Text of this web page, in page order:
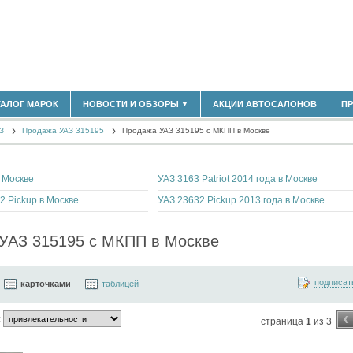
(14298)
МАРОК НОВОСТИ И ОБЗОРЫ ▼
НОВОСТИ РЫНКА
МАТЕРИАЛЫ ПАРТНЕРОВ
ВЫСТАВКИ И АВТОСАЛОНЫ
АКЦИИ АВТОСАЛОНОВ
Продажа УАЗ 315195 Продажа УАЗ 315195 с МКПП в Москве
УАЗ 3163 Patriot 2014 года в Москве
Pickup в Москве
УАЗ 23632 Pickup 2013 года в Москве
315195 с МКПП в Москве
карточками таблицей
страница 1 из 3 ‹